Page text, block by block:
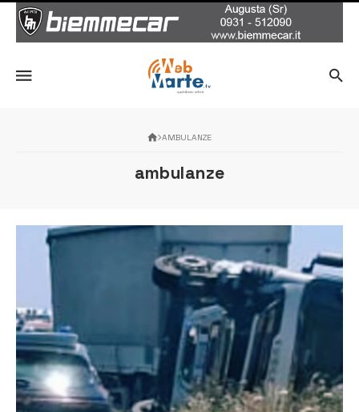
AMBULANZE
ambulanze